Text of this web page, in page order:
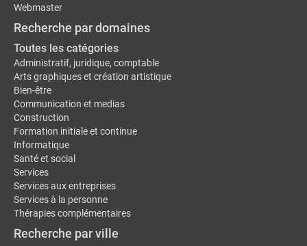
Webmaster
Recherche par domaines
Toutes les catégories
Administratif, juridique, comptable
Arts graphiques et création artistique
Bien-être
Communication et medias
Construction
Formation initiale et continue
Informatique
Santé et social
Services
Services aux entreprises
Services à la personne
Thérapies complémentaires
Recherche par ville